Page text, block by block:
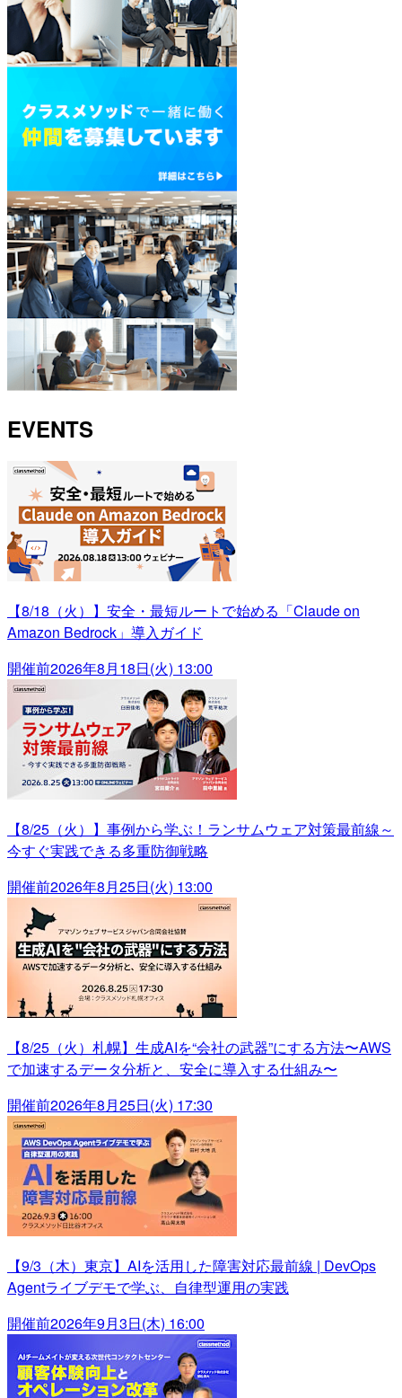
EVENTS
【8/18（火）】安全・最短ルートで始める「Claude on
Amazon Bedrock」導入ガイド
開催前2026年8月18日(火) 13:00
【8/25（火）】事例から学ぶ！ランサムウェア対策最前線～
今すぐ実践できる多重防御戦略
開催前2026年8月25日(火) 13:00
【8/25（火）札幌】生成AIを“会社の武器”にする方法〜AWS
で加速するデータ分析と、安全に導入する仕組み〜
開催前2026年8月25日(火) 17:30
【9/3（木）東京】AIを活用した障害対応最前線 | DevOps
Agentライブデモで学ぶ、自律型運用の実践
開催前2026年9月3日(木) 16:00